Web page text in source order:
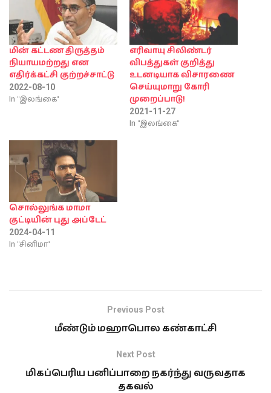
மின் கட்டண திருத்தம்
நியாயமற்றது என
எதிர்க்கட்சி குற்றச்சாட்டு
2022-08-10
In "இலங்கை"
எரிவாயு சிலிண்டர்
விபத்துகள் குறித்து
உடனடியாக விசாரணை
செய்யுமாறு கோரி
முறைப்பாடு!
2021-11-27
In "இலங்கை"
சொல்லுங்க மாமா
குட்டியின் புது அப்டேட்
2024-04-11
In "சினிமா"
Previous Post
மீண்டும் மஹாபொல கண்காட்சி
Next Post
மிகப்பெரிய பனிப்பாறை நகர்ந்து வருவதாக
தகவல்